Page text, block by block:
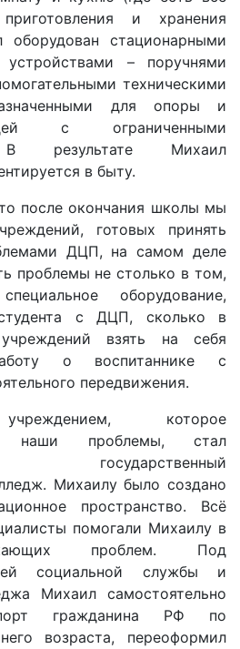
и хранения
оборудован стационарными
устройствами – поручнями
техническими
для опоры и
с ограниченными
В результате Михаил
в быту.
после окончания школы мы
готовых принять
ДЦП, на самом деле
проблемы не столько в том,
оборудование,
с ДЦП, сколько в
взять на себя
о воспитаннике с
передвижения.
которое
наши проблемы, стал
государственный
Михаилу было создано
пространство. Всё
помогали Михаилу в
проблем. Под
социальной службы и
Михаил самостоятельно
гражданина РФ по
возраста, переоформил